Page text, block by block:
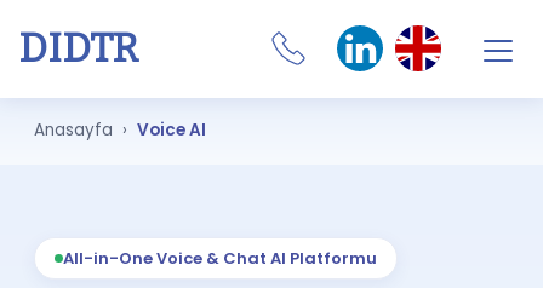
DIDTR
Numbers
Anasayfa › Voice AI
All-in-One Voice & Chat AI Platformu